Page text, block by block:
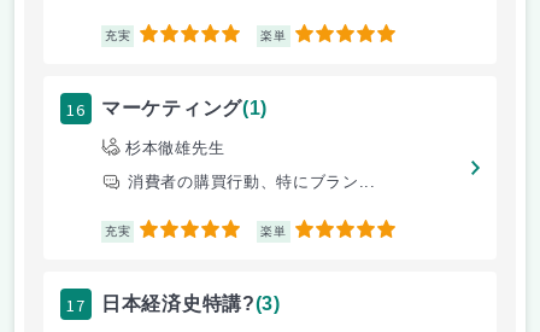
充実 5 楽単 5
16 マーケティング(1)
杉本徹雄先生
消費者の購買行動、特にブラン...
充実 5 楽単 5
17 日本経済史特講?(3)